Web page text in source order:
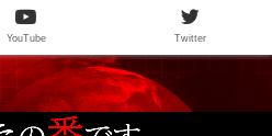
YouTube Twitter